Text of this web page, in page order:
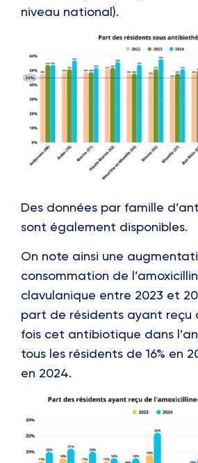
niveau national).
Des données par famille
sont également disponibles.
On note ainsi une
consommation de
clavulanique entre 2023 et
part de résidents ayant reçu
fois cet antibiotique dans
tous les résidents de 16% en
en 2024.